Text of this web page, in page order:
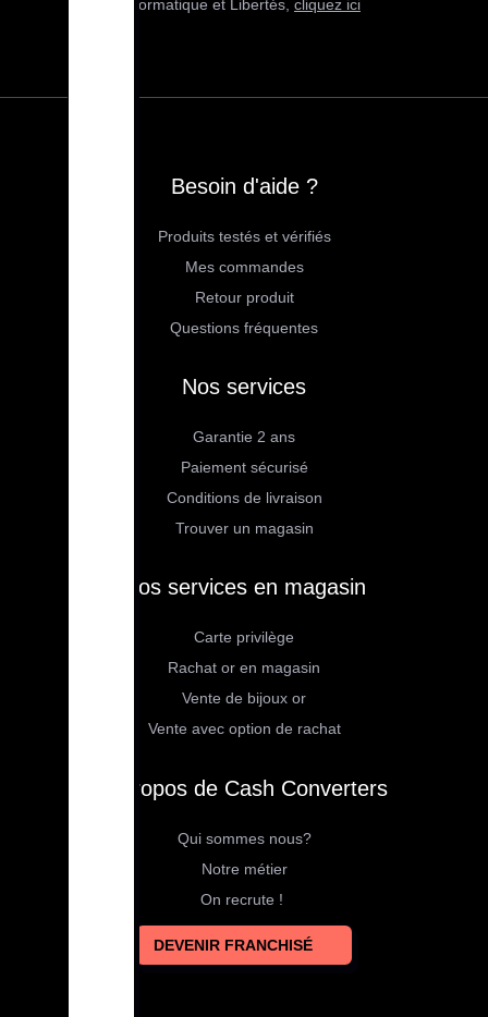
droits Informatique et Libertés, cliquez ici
Besoin d'aide ?
Produits testés et vérifiés
Mes commandes
Retour produit
Questions fréquentes
Nos services
Garantie 2 ans
Paiement sécurisé
Conditions de livraison
Trouver un magasin
Nos services en magasin
Carte privilège
Rachat or en magasin
Vente de bijoux or
Vente avec option de rachat
À propos de Cash Converters
Qui sommes nous?
Notre métier
On recrute !
DEVENIR FRANCHISÉ